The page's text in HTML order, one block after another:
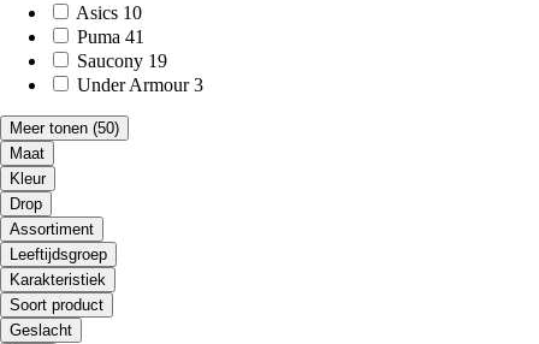
Asics 10
Puma 41
Saucony 19
Under Armour 3
Meer tonen (50)
Maat
Kleur
Drop
Assortiment
Leeftijdsgroep
Karakteristiek
Soort product
Geslacht